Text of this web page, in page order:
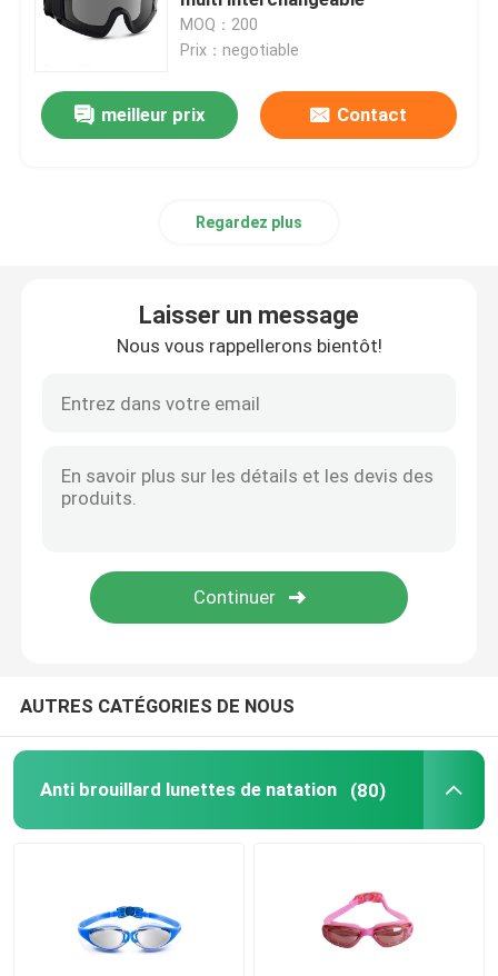
lunettes de ski de neige
imperméabilisez le chapeau de bain
Motocross emballant des lunettes
lunettes de soleil polarisées de sport
Lunettes de sécurité industrielles
Ailerons de bain de plongée
Lunettes de jockey de cheval
Anti lentille de brouillard
Anti lunettes de plongée de brouillard
MOQ：200
Prix：negotiable
meilleur prix Contact
Regardez plus
Laisser un message
Nous vous rappellerons bientôt!
AUTRES CATÉGORIES DE NOUS
Anti brouillard lunettes de natation (80)